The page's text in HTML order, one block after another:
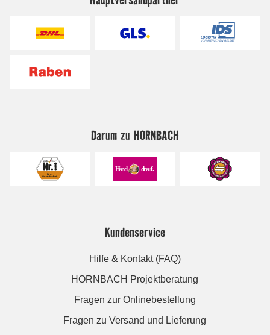
Darum zu HORNBACH
Kundenservice
Hilfe & Kontakt (FAQ)
HORNBACH Projektberatung
Fragen zur Onlinebestellung
Fragen zu Versand und Lieferung